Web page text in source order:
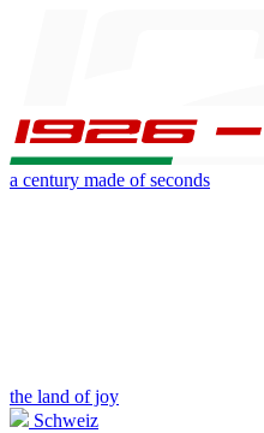
a century made of seconds
the land of joy
Schweiz